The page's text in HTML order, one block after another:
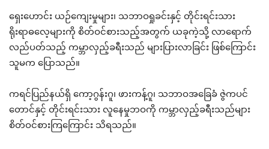
ရှေးဟောင်း ယဉ်ကျေးမှုများ၊ သဘာဝရှုခင်းနှင့် တိုင်းရင်းသား
ရိုးရာဓလေ့များကို စိတ်ဝင်စားသည့်အတွက် ယခုကဲ့သို့ လာရောက်
လည်ပတ်သည့် ကမ္ဘာလှည့်ခရီးသည် များပြားလာခြင်း ဖြစ်ကြောင်း
သူမက ပြောသည်။
ကရင်ပြည်နယ်ရှိ ကော့ဂွန်းဂူ၊ ဖားကန့်ဂူ၊ သဘာဝအခြေခံ ဇွဲကပင်
တောင်နှင့် တိုင်းရင်းသား လူနေမှုဘဝကို ကမ္ဘာလှည့်ခရီးသည်များ
စိတ်ဝင်စားကြကြောင်း သိရသည်။